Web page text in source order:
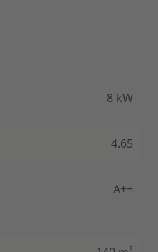
8 kW
4.65
A++